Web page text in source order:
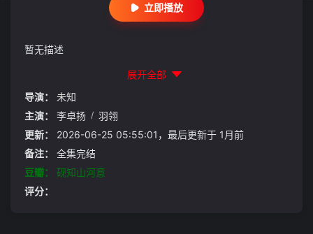
立即播放
暂无描述
展开全部
导演：
未知
主演：
李卓扬 / 羽翎
更新：
2026-06-25 05:55:01，最后更新于 1月前
备注：
全集完结
豆瓣：
砚知山河意
评分：